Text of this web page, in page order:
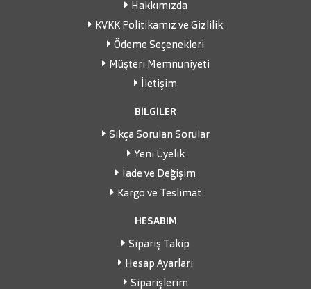
Hakkımızda
KVKK Politikamız ve Gizlilik
Ödeme Seçenekleri
Müşteri Memnuniyeti
İletişim
BİLGİLER
Sıkça Sorulan Sorular
Yeni Üyelik
İade ve Değişim
Kargo ve Teslimat
HESABIM
Sipariş Takip
Hesap Ayarları
Siparişlerim